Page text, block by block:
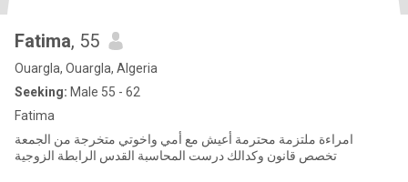
Fatima, 55
Ouargla, Ouargla, Algeria
Seeking: Male 55 - 62
Fatima
امراءة ملتزمة محترمة أعيش مع أمي واخوتي متخرجة من الجمعة
تخصص قانون وكدالك درست المحاسبة القدس الرابطة الزوجية